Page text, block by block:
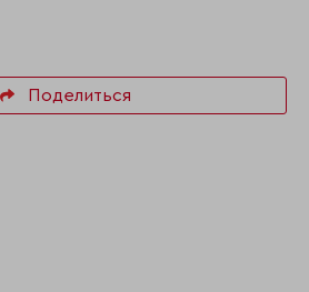
Поделиться